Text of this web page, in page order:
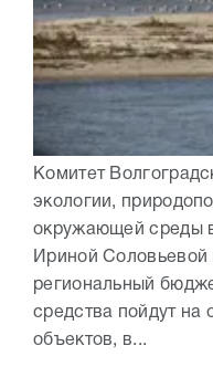
Комитет
экологии,
окружающей среды
Ириной Соловьевой
региональный
средства пойдут на
объектов, в...